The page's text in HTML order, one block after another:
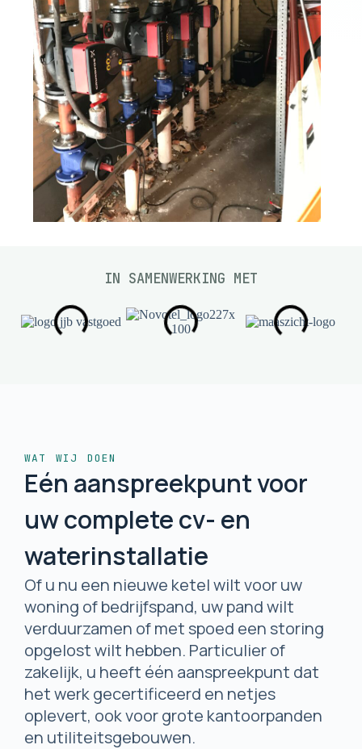
IN SAMENWERKING MET
WAT WIJ DOEN
Eén aanspreekpunt voor
uw complete cv- en
waterinstallatie
Of u nu een nieuwe ketel wilt voor uw
woning of bedrijfspand, uw pand wilt
verduurzamen of met spoed een storing
opgelost wilt hebben. Particulier of
zakelijk, u heeft één aanspreekpunt dat
het werk gecertificeerd en netjes
oplevert, ook voor grote kantoorpanden
en utiliteitsgebouwen.